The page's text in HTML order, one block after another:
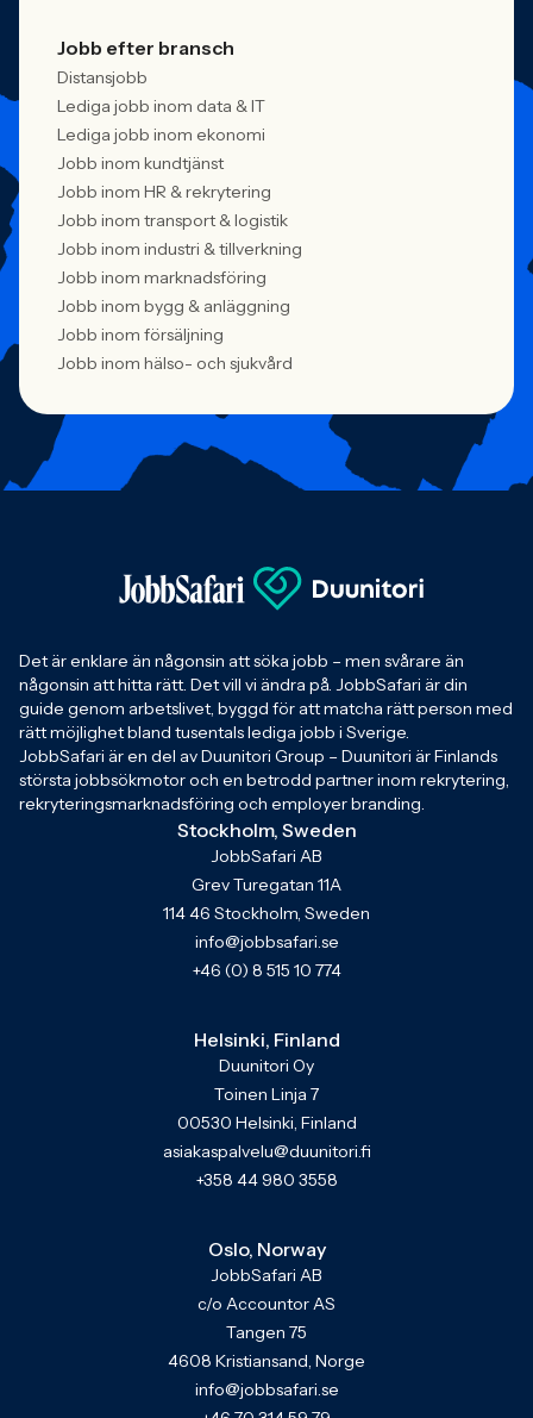
Jobb efter bransch
Distansjobb
Lediga jobb inom data & IT
Lediga jobb inom ekonomi
Jobb inom kundtjänst
Jobb inom HR & rekrytering
Jobb inom transport & logistik
Jobb inom industri & tillverkning
Jobb inom marknadsföring
Jobb inom bygg & anläggning
Jobb inom försäljning
Jobb inom hälso- och sjukvård
Det är enklare än någonsin att söka jobb – men svårare än
någonsin att hitta rätt. Det vill vi ändra på. JobbSafari är din
guide genom arbetslivet, byggd för att matcha rätt person med
rätt möjlighet bland tusentals lediga jobb i Sverige.
JobbSafari är en del av Duunitori Group – Duunitori är Finlands
största jobbsökmotor och en betrodd partner inom rekrytering,
rekryteringsmarknadsföring och employer branding.
Stockholm, Sweden
JobbSafari AB
Grev Turegatan 11A
114 46 Stockholm, Sweden
info@jobbsafari.se
+46 (0) 8 515 10 774
Helsinki, Finland
Duunitori Oy
Toinen Linja 7
00530 Helsinki, Finland
asiakaspalvelu@duunitori.fi
+358 44 980 3558
Oslo, Norway
JobbSafari AB
c/o Accountor AS
Tangen 75
4608 Kristiansand, Norge
info@jobbsafari.se